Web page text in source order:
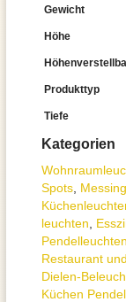
Kategorien
Spots
leuchten
Pendelleuchten
Restaurant
Dielen-
Küchen
Gewicht
Höhe
Produkttyp
Tiefe